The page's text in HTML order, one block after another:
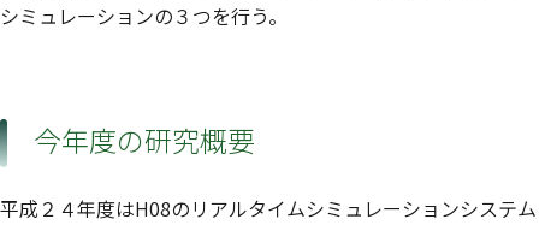
シミュレーションの３つを行う。
今年度の研究概要
平成２４年度はH08のリアルタイムシミュレーションシステム